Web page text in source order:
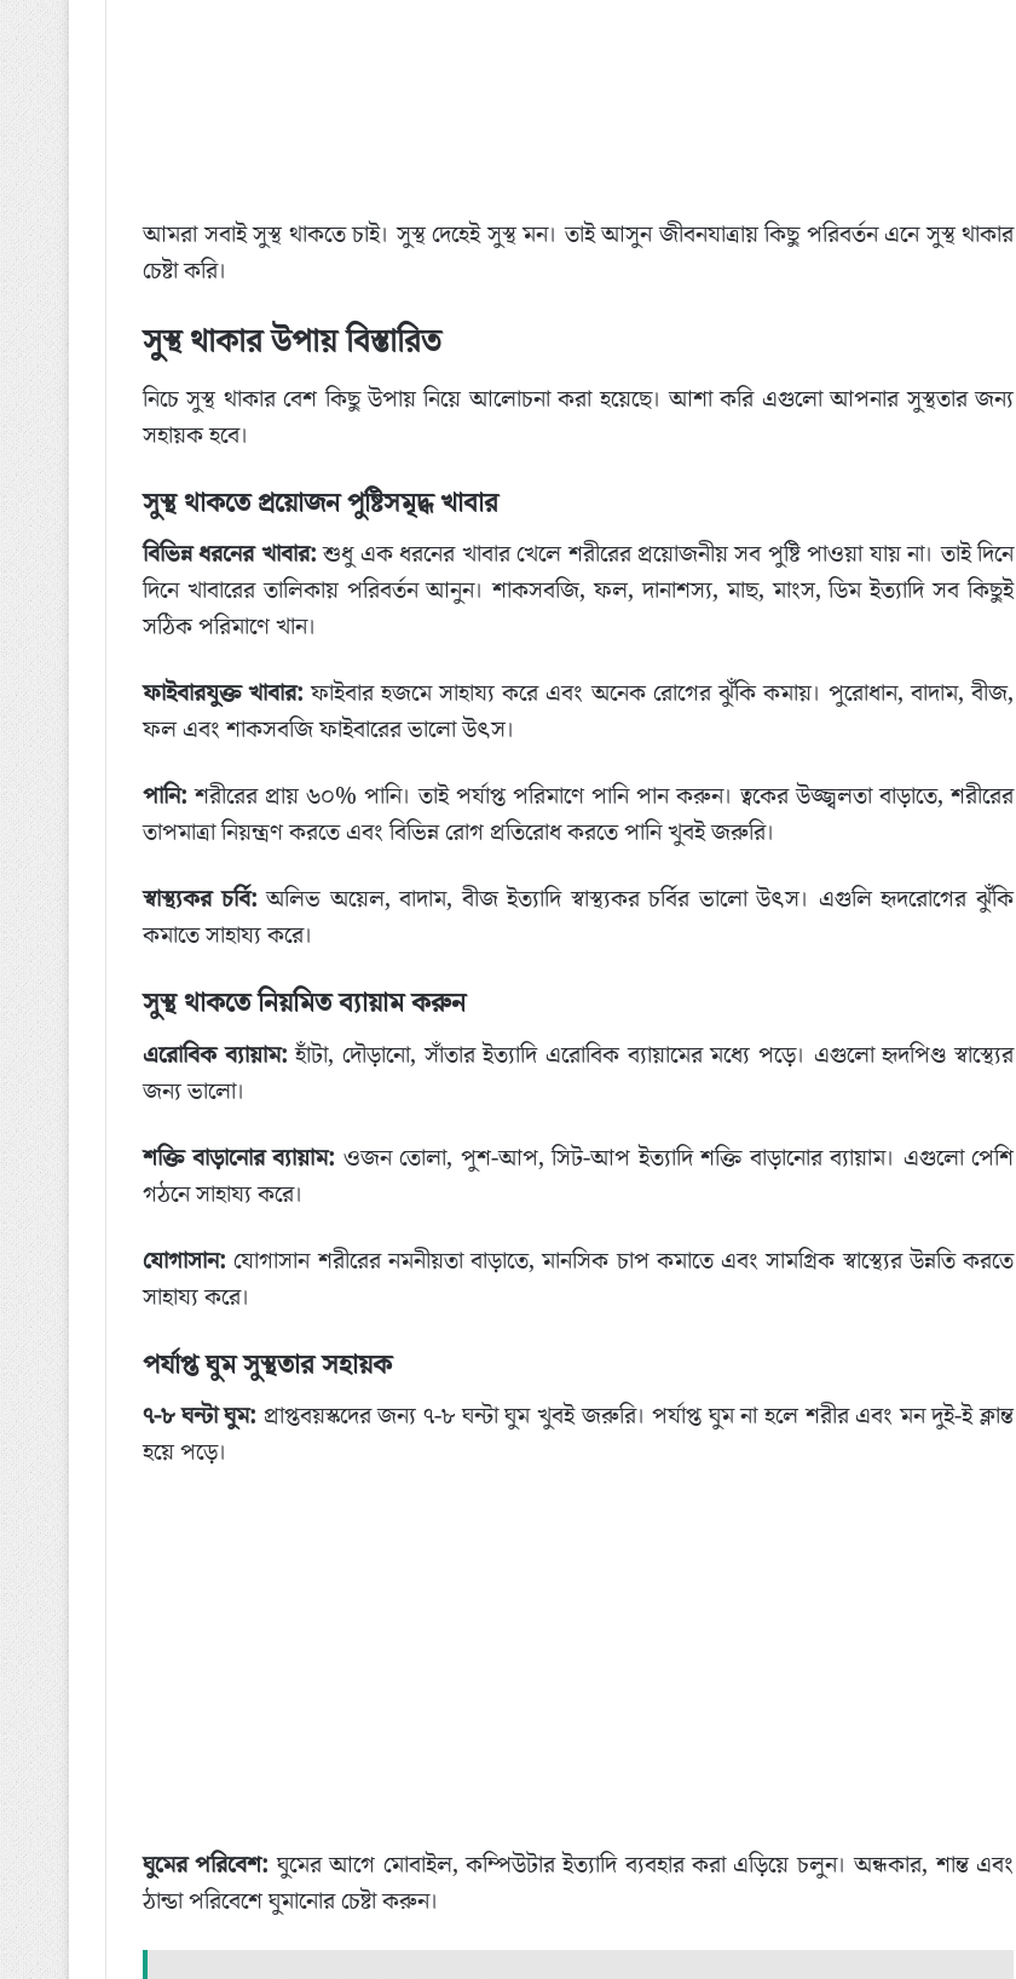
আমরা সবাই সুস্থ থাকতে চাই। সুস্থ দেহেই সুস্থ মন। তাই আসুন জীবনযাত্রায় কিছু পরিবর্তন এনে সুস্থ থাকার
চেষ্টা করি।
সুস্থ থাকার উপায় বিস্তারিত
নিচে সুস্থ থাকার বেশ কিছু উপায় নিয়ে আলোচনা করা হয়েছে। আশা করি এগুলো আপনার সুস্থতার জন্য
সহায়ক হবে।
সুস্থ থাকতে প্রয়োজন পুষ্টিসমৃদ্ধ খাবার
বিভিন্ন ধরনের খাবার:শুধু এক ধরনের খাবার খেলে শরীরের প্রয়োজনীয় সব পুষ্টি পাওয়া যায় না। তাই দিনে
দিনে খাবারের তালিকায় পরিবর্তন আনুন। শাকসবজি, ফল, দানাশস্য, মাছ, মাংস, ডিম ইত্যাদি সব কিছুই
সঠিক পরিমাণে খান।
ফাইবারযুক্ত খাবার: ফাইবার হজমে সাহায্য করে এবং অনেক রোগের ঝুঁকি কমায়। পুরোধান, বাদাম, বীজ,
ফল এবং শাকসবজি ফাইবারের ভালো উৎস।
পানি: শরীরের প্রায় ৬০% পানি। তাই পর্যাপ্ত পরিমাণে পানি পান করুন। ত্বকের উজ্জ্বলতা বাড়াতে, শরীরের
তাপমাত্রা নিয়ন্ত্রণ করতে এবং বিভিন্ন রোগ প্রতিরোধ করতে পানি খুবই জরুরি।
স্বাস্থ্যকর চর্বি: অলিভ অয়েল, বাদাম, বীজ ইত্যাদি স্বাস্থ্যকর চর্বির ভালো উৎস। এগুলি হৃদরোগের ঝুঁকি
কমাতে সাহায্য করে।
সুস্থ থাকতে নিয়মিত ব্যায়াম করুন
এরোবিক ব্যায়াম: হাঁটা, দৌড়ানো, সাঁতার ইত্যাদি এরোবিক ব্যায়ামের মধ্যে পড়ে। এগুলো হৃদপিণ্ড স্বাস্থ্যের
জন্য ভালো।
শক্তি বাড়ানোর ব্যায়াম: ওজন তোলা, পুশ-আপ, সিট-আপ ইত্যাদি শক্তি বাড়ানোর ব্যায়াম। এগুলো পেশি
গঠনে সাহায্য করে।
যোগাসান: যোগাসান শরীরের নমনীয়তা বাড়াতে, মানসিক চাপ কমাতে এবং সামগ্রিক স্বাস্থ্যের উন্নতি করতে
সাহায্য করে।
পর্যাপ্ত ঘুম সুস্থতার সহায়ক
৭-৮ ঘন্টা ঘুম: প্রাপ্তবয়স্কদের জন্য ৭-৮ ঘন্টা ঘুম খুবই জরুরি। পর্যাপ্ত ঘুম না হলে শরীর এবং মন দুই-ই ক্লান্ত
হয়ে পড়ে।
ঘুমের পরিবেশ: ঘুমের আগে মোবাইল, কম্পিউটার ইত্যাদি ব্যবহার করা এড়িয়ে চলুন। অন্ধকার, শান্ত এবং
ঠান্ডা পরিবেশে ঘুমানোর চেষ্টা করুন।